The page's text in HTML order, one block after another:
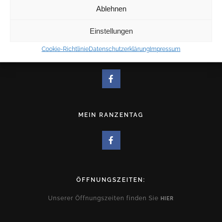
Ablehnen
Einstellungen
Cookie-RichtlinieDatenschutzerklärungImpressum
FACEBOOKSEITE
MEIN RANZENTAG
ÖFFNUNGSZEITEN:
Unserer Öffnungszeiten finden Sie HIER